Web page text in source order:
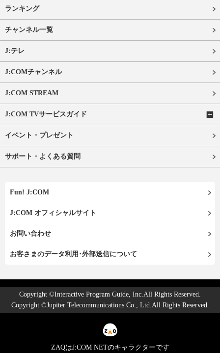
ランキング
チャンネル一覧
J:テレ
J:COMチャンネル
J:COM STREAM
J:COM TVサービスガイド
イベント・プレゼント
サポート・よくある質問
Fun! J:COM
J:COM オフィシャルサイト
お問い合わせ
お客さまのデータ利用･外部送信について
Copyright ©Interactive Program Guide, Inc.All Rights Reserved.
Copyright ©Jupiter Telecommunications Co., Ltd.All Rights Reserved.
ZAQはJ:COM NETのキャラクターです